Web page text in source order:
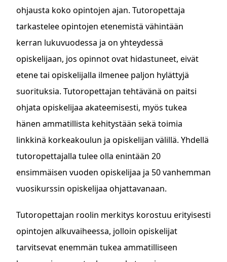
ohjausta koko opintojen ajan. Tutoropettaja
tarkastelee opintojen etenemistä vähintään
kerran lukuvuodessa ja on yhteydessä
opiskelijaan, jos opinnot ovat hidastuneet, eivät
etene tai opiskelijalla ilmenee paljon hylättyjä
suorituksia. Tutoropettajan tehtävänä on paitsi
ohjata opiskelijaa akateemisesti, myös tukea
hänen ammatillista kehitystään sekä toimia
linkkinä korkeakoulun ja opiskelijan välillä. Yhdellä
tutoropettajalla tulee olla enintään 20
ensimmäisen vuoden opiskelijaa ja 50 vanhemman
vuosikurssin opiskelijaa ohjattavanaan.
Tutoropettajan roolin merkitys korostuu erityisesti
opintojen alkuvaiheessa, jolloin opiskelijat
tarvitsevat enemmän tukea ammatilliseen